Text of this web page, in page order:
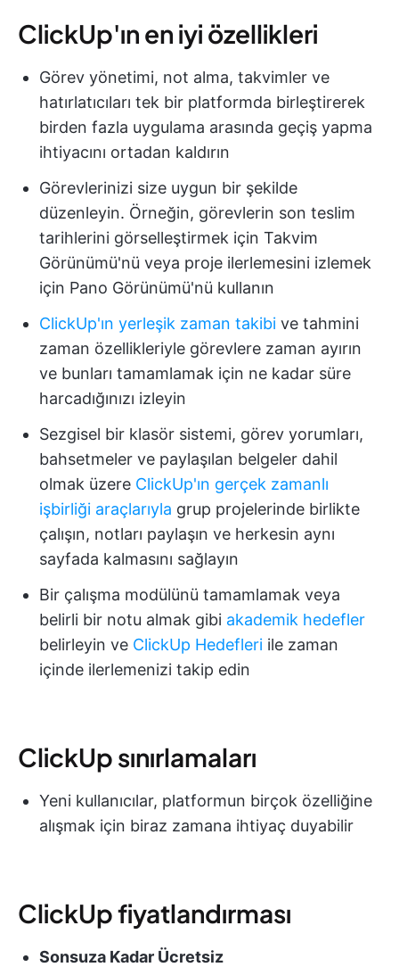
ClickUp'ın en iyi özellikleri
Görev yönetimi, not alma, takvimler ve
hatırlatıcıları tek bir platformda birleştirerek
birden fazla uygulama arasında geçiş yapma
ihtiyacını ortadan kaldırın
Görevlerinizi size uygun bir şekilde
düzenleyin. Örneğin, görevlerin son teslim
tarihlerini görselleştirmek için Takvim
Görünümü'nü veya proje ilerlemesini izlemek
için Pano Görünümü'nü kullanın
ClickUp'ın yerleşik zaman takibi ve tahmini
zaman özellikleriyle görevlere zaman ayırın
ve bunları tamamlamak için ne kadar süre
harcadığınızı izleyin
Sezgisel bir klasör sistemi, görev yorumları,
bahsetmeler ve paylaşılan belgeler dahil
olmak üzere ClickUp'ın gerçek zamanlı
işbirliği araçlarıyla grup projelerinde birlikte
çalışın, notları paylaşın ve herkesin aynı
sayfada kalmasını sağlayın
Bir çalışma modülünü tamamlamak veya
belirli bir notu almak gibi akademik hedefler
belirleyin ve ClickUp Hedefleri ile zaman
içinde ilerlemenizi takip edin
ClickUp sınırlamaları
Yeni kullanıcılar, platformun birçok özelliğine
alışmak için biraz zamana ihtiyaç duyabilir
ClickUp fiyatlandırması
Sonsuza Kadar Ücretsiz